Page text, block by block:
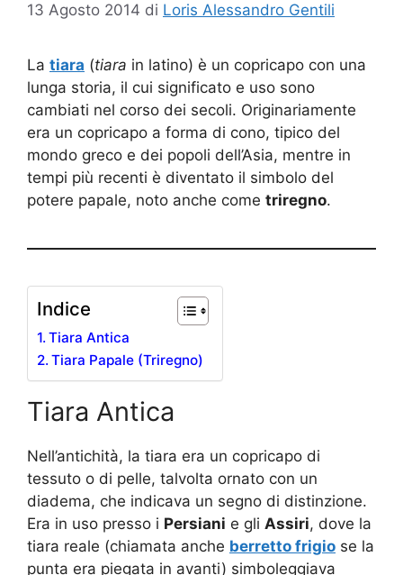
13 Agosto 2014 di Loris Alessandro Gentili
La tiara (tiara in latino) è un copricapo con una
lunga storia, il cui significato e uso sono
cambiati nel corso dei secoli. Originariamente
era un copricapo a forma di cono, tipico del
mondo greco e dei popoli dell’Asia, mentre in
tempi più recenti è diventato il simbolo del
potere papale, noto anche come triregno.
Indice
Tiara Antica
Tiara Papale (Triregno)
Tiara Antica
Nell’antichità, la tiara era un copricapo di
tessuto o di pelle, talvolta ornato con un
diadema, che indicava un segno di distinzione.
Era in uso presso i Persiani e gli Assiri, dove la
tiara reale (chiamata anche berretto frigio se la
punta era piegata in avanti) simboleggiava